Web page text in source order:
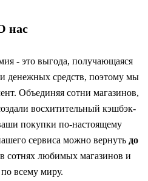
нас
- это выгода, получающаяся
денежных средств, поэтому мы
Объединяя сотни магазинов,
восхитительный кэшбэк-
покупки по-настоящему
сервиса можно вернуть до
сотнях любимых магазинов и
всему миру.